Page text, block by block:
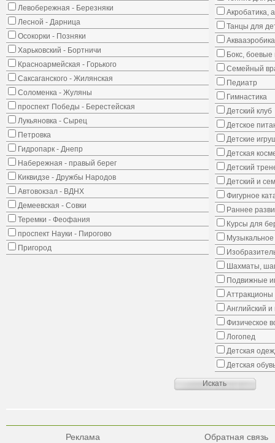
Левобережная - Березняки
Лесной - Дарница
Осокорки - Позняки
Харьковский - Бортничи
Красноармейская - Горького
Саксаганского - Жилянская
Соломенка - Жуляны
проспект Победы - Берестейская
Лукьяновка - Сырец
Петровка
Гидропарк - Днепр
Набережная - правый берег
Киквидзе - Дружбы Народов
Автовокзал - ВДНХ
Демеевская - Совки
Теремки - Феофания
проспект Науки - Пирогово
Пригород
Акробатика,
Танцы для
Бокс, боевые
Семейный
Педиатр
Гимнастика
Детский клуб
Детское
Детские
Детская
Детский
Детский и
Фигурное
Раннее
Курсы для
Шахматы,
Подвижные
Аттракционы
Английский
Физическое
Логопед
Детская
Детская
Реклама Обратная связь